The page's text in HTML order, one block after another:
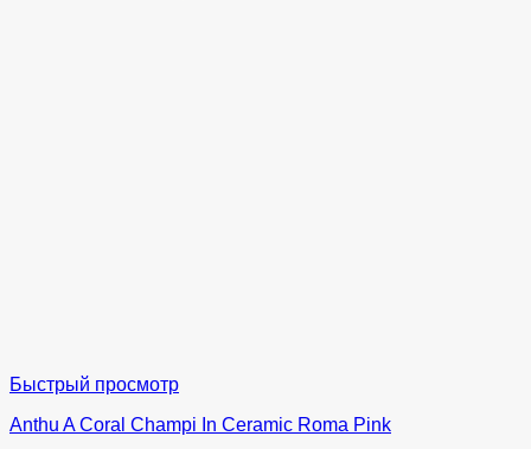
Быстрый просмотр
Anthu A Coral Champi In Ceramic Roma Pink